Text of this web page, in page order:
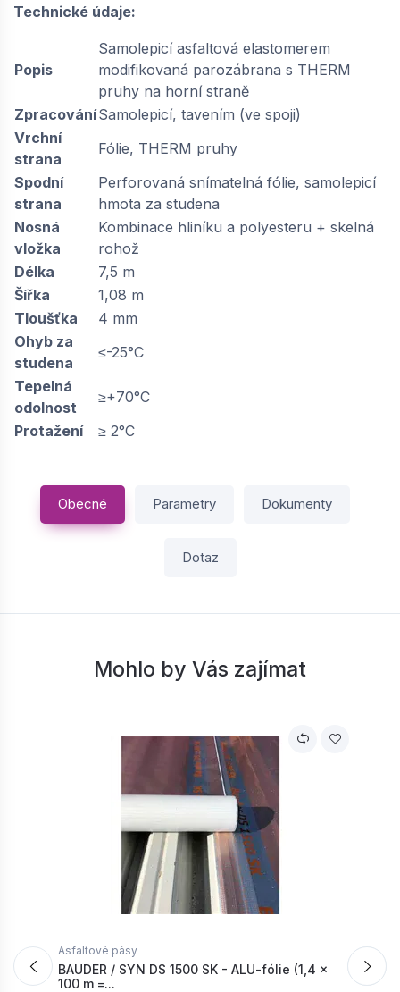
Technické údaje:
Popis
Samolepicí asfaltová elastomerem
modifikovaná parozábrana s THERM
pruhy na horní straně
ZpracováníSamolepicí, tavením (ve spoji)
Vrchní
strana
Fólie, THERM pruhy
Spodní
strana
Perforovaná snímatelná fólie, samolepicí
hmota za studena
Nosná
vložka
Kombinace hliníku a polyesteru + skelná
rohož
Délka
7,5 m
Šířka
1,08 m
Tloušťka
4 mm
Ohyb za
studena
≤-25°C
Tepelná
odolnost
≥+70°C
Protažení
≥ 2°C
Obecné Parametry Dokumenty
Dotaz
Mohlo by Vás zajímat
Asfaltové pásy
BAUDER / SYN DS 1500 SK - ALU-fólie (1,4 ×
100 m =...